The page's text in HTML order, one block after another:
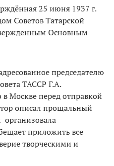
25 июня 1937 г.
Советов Татарской
Основным
председателю
ТАССР Г.А.
Москве перед отправкой
описал прощальный
организовала
приложить все
творческими и